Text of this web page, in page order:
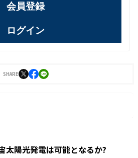
会員登録
ログイン
SHARE
太陽光発電は可能となるか?